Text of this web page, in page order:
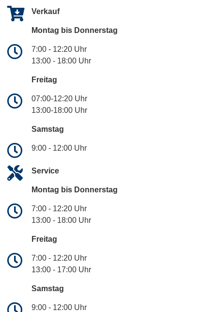
Verkauf
Montag bis Donnerstag
7:00 - 12:20 Uhr
13:00 - 18:00 Uhr
Freitag
07:00-12:20 Uhr
13:00-18:00 Uhr
Samstag
9:00 - 12:00 Uhr
Service
Montag bis Donnerstag
7:00 - 12:20 Uhr
13:00 - 18:00 Uhr
Freitag
7:00 - 12:20 Uhr
13:00 - 17:00 Uhr
Samstag
9:00 - 12:00 Uhr